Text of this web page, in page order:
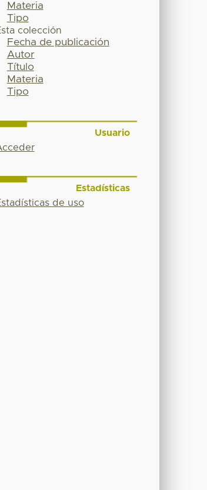
Materia
Tipo
colección
Fecha de publicación
Autor
Título
Materia
Tipo
Usuario
Estadísticas
de uso